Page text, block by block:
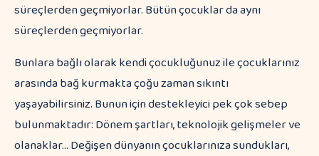
süreçlerden geçmiyorlar. Bütün çocuklar da aynı
süreçlerden geçmiyorlar.
Bunlara bağlı olarak kendi çocukluğunuz ile çocuklarınız
arasında bağ kurmakta çoğu zaman sıkıntı
yaşayabilirsiniz. Bunun için destekleyici pek çok sebep
bulunmaktadır: Dönem şartları, teknolojik gelişmeler ve
olanaklar… Değişen dünyanın çocuklarınıza sundukları,